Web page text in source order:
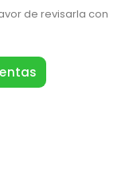
de revisarla con